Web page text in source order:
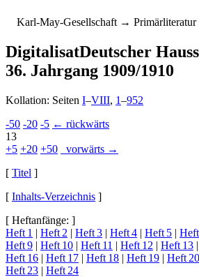
Karl-May-Gesellschaft → Primärliteratur
DigitalisatDeutscher
36. Jahrgang 1909/1910
Kollation: Seiten I–VIII, 1–952
-50 -20 -5 ← rückwärts
13
+5 +20 +50
vorwärts →
[ Titel ]
[ Inhalts-Verzeichnis ]
[ Heftanfänge: ]
Heft 1 | Heft 2 | Heft 3 | Heft 4 | Heft 5 |
Heft 9 | Heft 10 | Heft 11 | Heft 12 | Heft 13 |
Heft 16 | Heft 17 | Heft 18 | Heft 19 | Heft 20
Heft 23 | Heft 24